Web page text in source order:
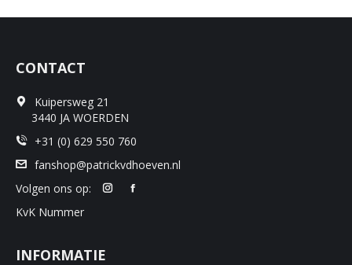
CONTACT
Kuipersweg 21
3440 JA WOERDEN
+31 (0) 629 550 760
fanshop@patrickvdhoeven.nl
Volgen ons op:
KvK Nummer
INFORMATIE